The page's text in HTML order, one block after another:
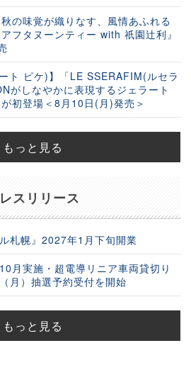
の味覚が織りなす、風情あふれる
フタヌーンティー with 祇園辻利』
ト ピケ)】「LE SSERAFIM(ルセラ
がしなやかに表現するジェラート
初登場＜8月10日(月)発売＞
もっと見る
スリリース
札幌』2027年1月下旬開業
月実施・超電導リニア車両貸切り
月）抽選予約受付を開始
もっと見る